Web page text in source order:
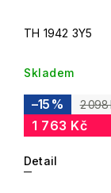
TH 1942 3Y5
Skladem
2 098
–15 %
1 763 Kč
Detail